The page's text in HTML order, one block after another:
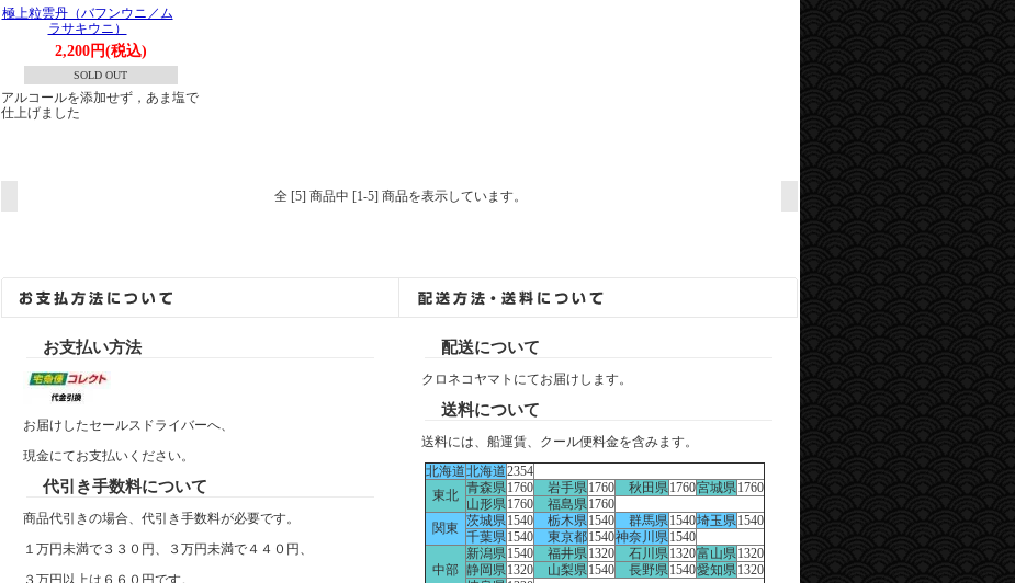
極上粒雲丹（バフンウニ／ム
ラサキウニ）
2,200円(税込)
SOLD OUT
アルコールを添加せず，あま塩で
仕上げました
全 [5] 商品中 [1-5] 商品を表示しています。
お支払い方法
お届けしたセールスドライバーへ、
現金にてお支払いください。
代引き手数料について
商品代引きの場合、代引き手数料が必要です。
１万円未満で３３０円、３万円未満で４４０円、
３万円以上は６６０円です。
配送について
クロネコヤマトにてお届けします。
送料について
送料には、船運賃、クール便料金を含みます。
北海道北海道2354
東北 青森県1760 岩手県1760 秋田県1760宮城県1760
山形県1760 福島県1760
関東 茨城県1540 栃木県1540 群馬県1540埼玉県1540
千葉県1540 東京都1540神奈川県1540
中部
新潟県1540 福井県1320 石川県1320富山県1320
静岡県1320 山梨県1540 長野県1540愛知県1320